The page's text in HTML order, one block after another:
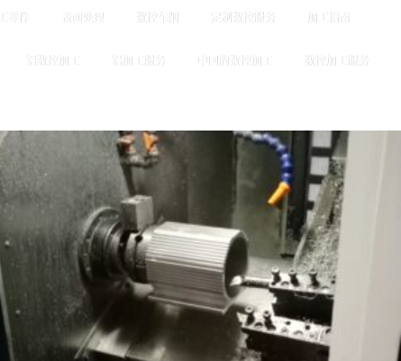
零件 表面处理 数控车削 定制数控服务 加工指南
铝数控加工 铝加工服务 中国的数控加工 数控加工服务